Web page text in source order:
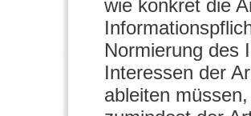
wie konkret die
Normierung des
Interessen der
ableiten